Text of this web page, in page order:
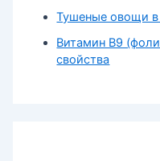
Тушеные овощи в
Витамин В9
свойства